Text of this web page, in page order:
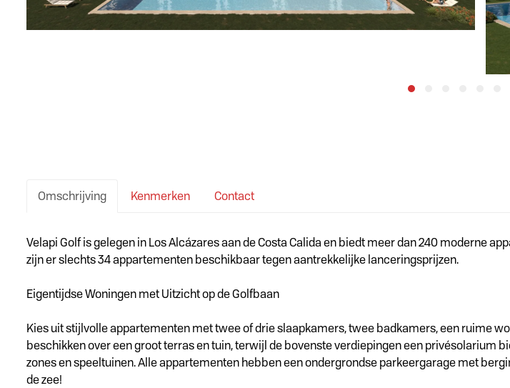
Omschrijving Kenmerken Contact
Omschrijving
Velapi Golf is gelegen in Los Alcázares aan de Costa Calida en biedt meer dan 240 moderne
zijn er slechts 34 appartementen beschikbaar tegen aantrekkelijke lanceringsprijzen.
Eigentijdse Woningen met Uitzicht op de Golfbaan
Kies uit stijlvolle appartementen met twee of drie slaapkamers, twee badkamers, een ruime
beschikken over een groot terras en tuin, terwijl de bovenste verdiepingen een privésolarium
zones en speeltuinen. Alle appartementen hebben een ondergrondse parkeergarage met
de zee!